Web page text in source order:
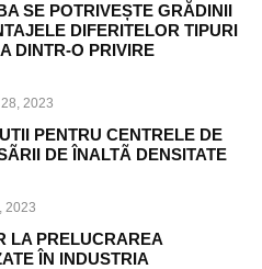
SE POTRIVEȘTE GRĂDINII
DIFERITELOR TIPURI
DINTR-O PRIVIRE
2023
PENTRU CENTRELE DE
DE ÎNALTÃ DENSITATE
2023
LA PRELUCRAREA
ÎN INDUSTRIA